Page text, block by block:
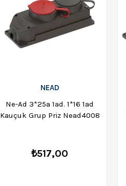
NEAD
Ne-Ad 3*25a 1ad. 1*16 1ad
Kauçuk Grup Priz Nead4008
₺517,00